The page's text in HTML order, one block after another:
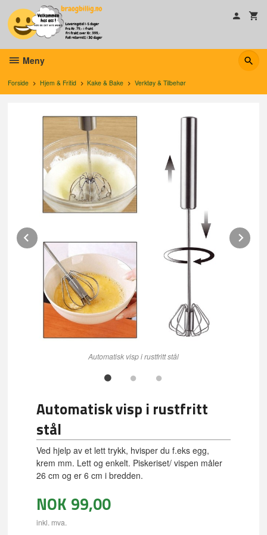
innholdet
Meny
Forside Hjem & Fritid Kake & Bake Verktøy & Tilbehør
Automatisk visp i rustfritt stål
Prev
Automatisk visp i rustfritt
stål
Ved hjelp av et lett trykk, hvisper du f.eks egg,
krem mm. Lett og enkelt. Piskeriset/ vispen måler
26 cm og er 6 cm i bredden.
NOK 99,00
inkl. mva.